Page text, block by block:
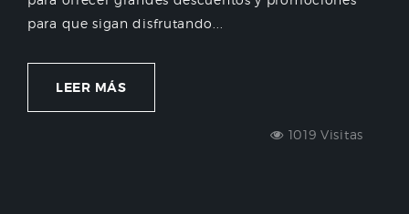
para que sigan disfrutando...
LEER MÁS
1019 Visitas